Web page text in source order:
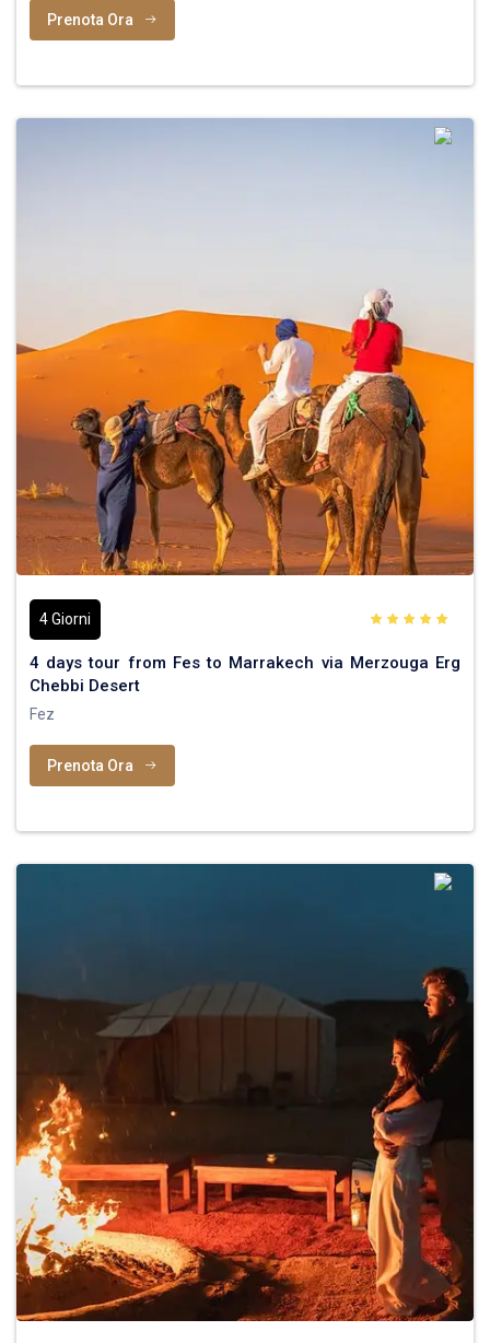
Prenota Ora
4 Giorni
4 days tour from Fes to Marrakech via Merzouga Erg
Chebbi Desert
Fez
Prenota Ora